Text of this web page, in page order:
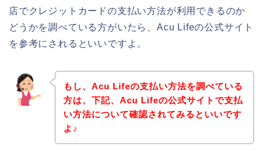
店でクレジットカードの支払い方法が利用できるのか
どうかを調べている方がいたら、Acu Lifeの公式サイト
を参考にされるといいですよ。
もし、Acu Lifeの支払い方法を調べている
方は、下記、Acu Lifeの公式サイトで支払
い方法について確認されてみるといいです
よ♪